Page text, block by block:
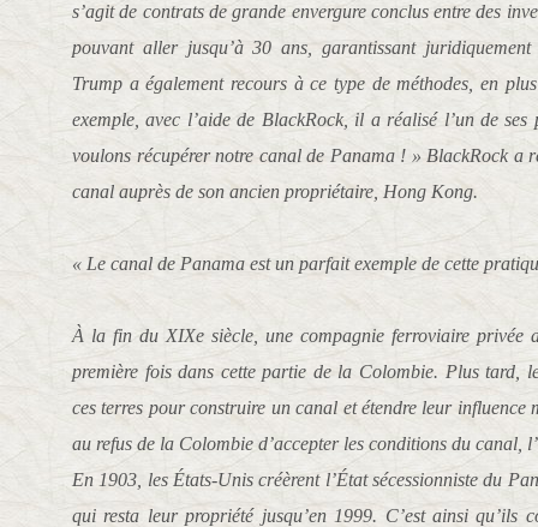
s’agit de contrats de grande envergure conclus entre des
pouvant aller jusqu’à 30 ans, garantissant juridiquement
Trump a également recours à ce type de méthodes, en
exemple, avec l’aide de BlackRock, il a réalisé l’un de
voulons récupérer notre canal de Panama ! » BlackRock a
canal auprès de son ancien propriétaire, Hong Kong.
« Le canal de Panama est un parfait exemple de cette
À la fin du XIXe siècle, une compagnie ferroviaire privée
première fois dans cette partie de la Colombie. Plus tard,
ces terres pour construire un canal et étendre leur influence
au refus de la Colombie d’accepter les conditions du canal,
En 1903, les États-Unis créèrent l’État sécessionniste du
qui resta leur propriété jusqu’en 1999. C’est ainsi qu’ils